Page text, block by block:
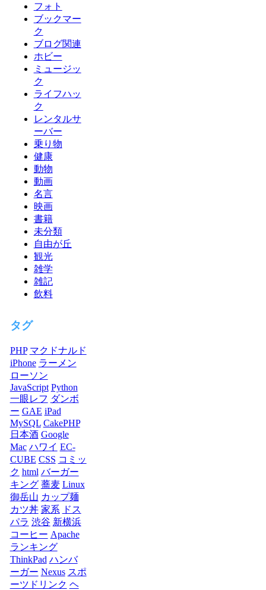
フォト
ブックマー
ク
ブログ関連
ホビー
ミュージッ
ク
ライフハッ
ク
レンタルサ
ーバー
乗り物
健康
動物
動画
名言
映画
書籍
未分類
自由が丘
観光
雑学
雑記
飲料
タグ
PHP マクドナルド
iPhone ラーメン
ローソン
JavaScript Python
一眼レフ ダンボ
ー GAE iPad
MySQL CakePHP
日本酒 Google
Mac ハワイ EC-
CUBE CSS コミッ
ク html バーガー
キング 蕎麦 Linux
御岳山 カップ麺
カツ丼 家系 ドス
パラ 渋谷 新横浜
コーヒー Apache
ランキング
ThinkPad ハンバ
ーガー Nexus スポ
ーツドリンク ヘ